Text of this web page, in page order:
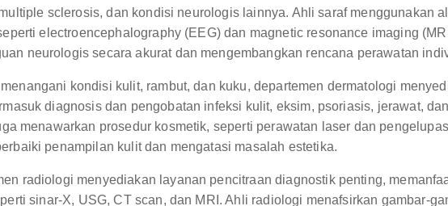
sclerosis, dan kondisi neurologis lainnya. Ahli saraf menggunakan
electroencephalography (EEG) dan magnetic resonance imaging
neurologis secara akurat dan mengembangkan rencana perawatan
kondisi kulit, rambut, dan kuku, departemen dermatologi
diagnosis dan pengobatan infeksi kulit, eksim, psoriasis, jerawat,
menawarkan prosedur kosmetik, seperti perawatan laser dan
penampilan kulit dan mengatasi masalah estetika.
radiologi menyediakan layanan pencitraan diagnostik penting,
sinar-X, USG, CT scan, dan MRI. Ahli radiologi menafsirkan gambar-